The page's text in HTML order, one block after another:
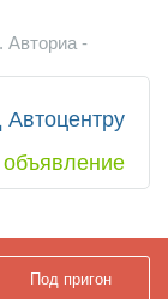
Авториа -
Автоцентру
Под пригон